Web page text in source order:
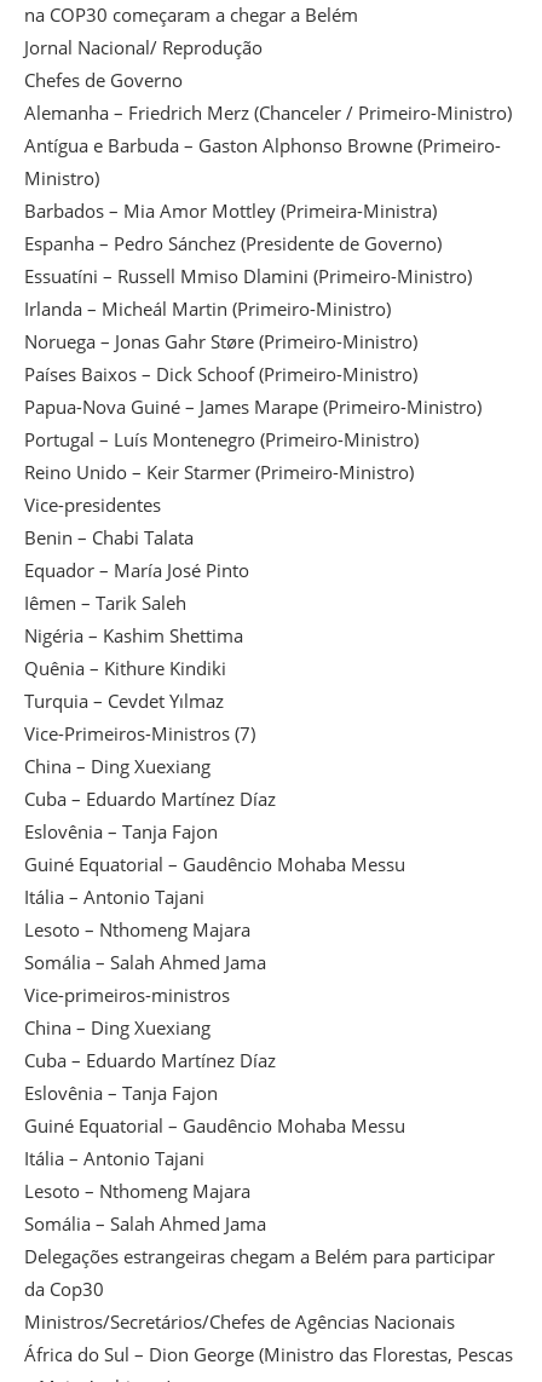
na COP30 começaram a chegar a Belém
Jornal Nacional/ Reprodução
Chefes de Governo
Alemanha – Friedrich Merz (Chanceler / Primeiro-Ministro)
Antígua e Barbuda – Gaston Alphonso Browne (Primeiro-
Ministro)
Barbados – Mia Amor Mottley (Primeira-Ministra)
Espanha – Pedro Sánchez (Presidente de Governo)
Essuatíni – Russell Mmiso Dlamini (Primeiro-Ministro)
Irlanda – Micheál Martin (Primeiro-Ministro)
Noruega – Jonas Gahr Støre (Primeiro-Ministro)
Países Baixos – Dick Schoof (Primeiro-Ministro)
Papua-Nova Guiné – James Marape (Primeiro-Ministro)
Portugal – Luís Montenegro (Primeiro-Ministro)
Reino Unido – Keir Starmer (Primeiro-Ministro)
Vice-presidentes
Benin – Chabi Talata
Equador – María José Pinto
Iêmen – Tarik Saleh
Nigéria – Kashim Shettima
Quênia – Kithure Kindiki
Turquia – Cevdet Yılmaz
Vice-Primeiros-Ministros (7)
China – Ding Xuexiang
Cuba – Eduardo Martínez Díaz
Eslovênia – Tanja Fajon
Guiné Equatorial – Gaudêncio Mohaba Messu
Itália – Antonio Tajani
Lesoto – Nthomeng Majara
Somália – Salah Ahmed Jama
Vice-primeiros-ministros
China – Ding Xuexiang
Cuba – Eduardo Martínez Díaz
Eslovênia – Tanja Fajon
Guiné Equatorial – Gaudêncio Mohaba Messu
Itália – Antonio Tajani
Lesoto – Nthomeng Majara
Somália – Salah Ahmed Jama
Delegações estrangeiras chegam a Belém para participar
da Cop30
Ministros/Secretários/Chefes de Agências Nacionais
África do Sul – Dion George (Ministro das Florestas, Pescas